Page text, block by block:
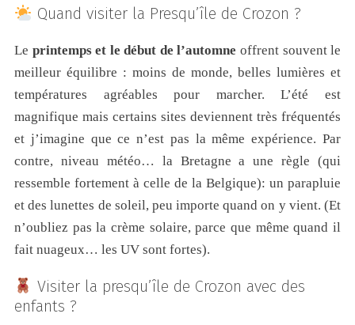
Quand visiter la Presqu’île de Crozon ?
Le printemps et le début de l’automne offrent souvent le
meilleur équilibre : moins de monde, belles lumières et
températures agréables pour marcher. L’été est
magnifique mais certains sites deviennent très fréquentés
et j’imagine que ce n’est pas la même expérience. Par
contre, niveau météo… la Bretagne a une règle (qui
ressemble fortement à celle de la Belgique): un parapluie
et des lunettes de soleil, peu importe quand on y vient. (Et
n’oubliez pas la crème solaire, parce que même quand il
fait nuageux… les UV sont fortes).
Visiter la presqu’île de Crozon avec des
enfants ?